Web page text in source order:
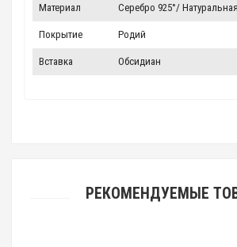
Материал Серебро 925°/
Покрытие Родий
Вставка Обсидиан
РЕКОМЕНДУЕМЫЕ